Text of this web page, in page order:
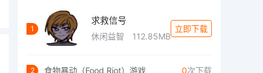
1
求救信号
休闲益智 112.85MB
立即下载
2 食物暴动（Food Riot）游戏 0次下载